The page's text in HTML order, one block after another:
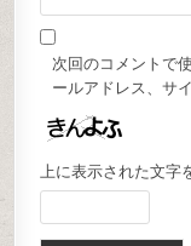
次回のコメントで
ールアドレス、サ
上に表示された文字